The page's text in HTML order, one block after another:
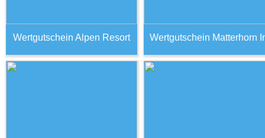
Wertgutschein Alpen Resort Wertgutschein Matterhorn